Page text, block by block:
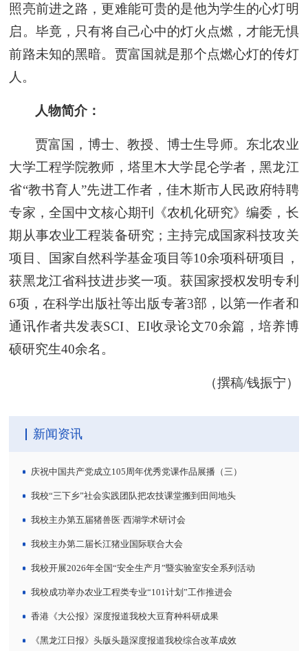
照亮前进之路，更难能可贵的是他为学生的心灯明
启。毕竟，只有将自己心中的灯火点燃，才能无惧
前路未知的黑暗。贾富国就是那个点燃心灯的传灯
人。
人物简介：
贾富国，博士、教授、博士生导师。东北农业
大学工程学院教师，塔里木大学昆仑学者，黑龙江
省“教书育人”先进工作者，佳木斯市人民政府特聘
专家，全国中文核心期刊《农机化研究》编委，长
期从事农业工程装备研究；主持完成国家科技攻关
项目、国家自然科学基金项目等10余项科研项目，
获黑龙江省科技进步奖一项。获国家授权发明专利
6项，在科学出版社等出版专著3部，以第一作者和
通讯作者共发表SCI、EI收录论文70余篇，培养博
硕研究生40余名。
（撰稿/钱振宁）
新闻资讯
庆祝中国共产党成立105周年优秀党课作品展播（三）
我校“三下乡”社会实践团队把农技课堂搬到田间地头
我校主办第五届猪兽医·西湖学术研讨会
我校主办第二届长江猪业国际联合大会
我校开展2026年全国“安全生产月”暨实验室安全系列活动
我校成功举办农业工程类专业“101计划”工作推进会
香港《大公报》深度报道我校大豆育种科研成果
《黑龙江日报》头版头题深度报道我校综合改革成效